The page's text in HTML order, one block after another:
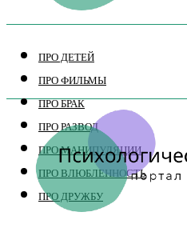
ПРО ДЕТЕЙ
ПРО ФИЛЬМЫ
ПРО БРАК
ПРО РАЗВОД
ПРО МАНИПУЛЯЦИИ
ПРО ВЛЮБЛЕННОСТЬ
ПРО ДРУЖБУ